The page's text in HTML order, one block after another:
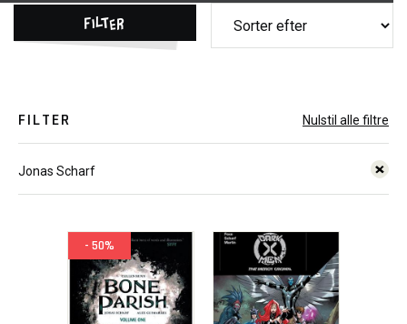
Filter
FILTER Nulstil alle filtre
Jonas Scharf
- 50%